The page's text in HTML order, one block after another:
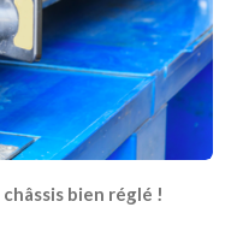
châssisbien réglé !